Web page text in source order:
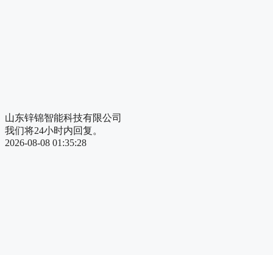
山东锌锦智能科技有限公司
我们将24小时内回复。
2026-08-08 01:35:28